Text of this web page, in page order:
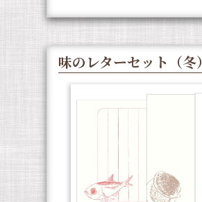
味のレターセット（冬）